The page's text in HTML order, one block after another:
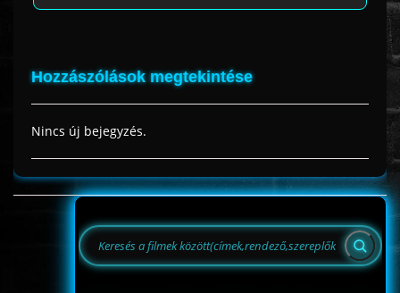
Hozzászólások megtekintése
Nincs új bejegyzés.